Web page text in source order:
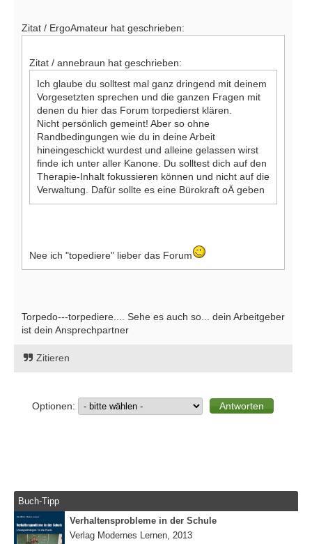
Zitat / ErgoAmateur hat geschrieben:
Zitat / annebraun hat geschrieben:
Ich glaube du solltest mal ganz dringend mit deinem
Vorgesetzten sprechen und die ganzen Fragen mit
denen du hier das Forum torpedierst klären.
Nicht persönlich gemeint! Aber so ohne
Randbedingungen wie du in deine Arbeit
hineingeschickt wurdest und alleine gelassen wirst
finde ich unter aller Kanone. Du solltest dich auf den
Therapie-Inhalt fokussieren können und nicht auf die
Verwaltung. Dafür sollte es eine Bürokraft oÄ geben
Nee ich "topediere" lieber das Forum
Torpedo---torpediere.... Sehe es auch so... dein Arbeitgeber
ist dein Ansprechpartner
Zitieren
Optionen:
Buch-Tipp
Verhaltensprobleme in der Schule
Verlag Modernes Lernen, 2013